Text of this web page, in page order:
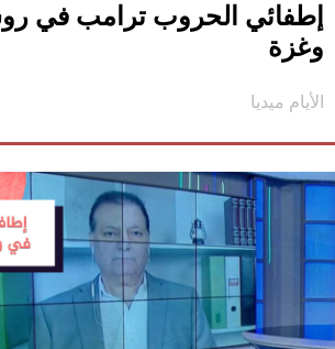
إطفائي الحروب ترامب في
وغزة
الأيام ميديا